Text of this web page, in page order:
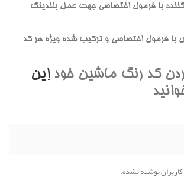
با فرمول اختصاصي جهت عمل بلندينگ
فرمول اختصاصي و ترکيب شده ويژه هر کد
کد رنگ ماشين خوداين
نوشته نشده.